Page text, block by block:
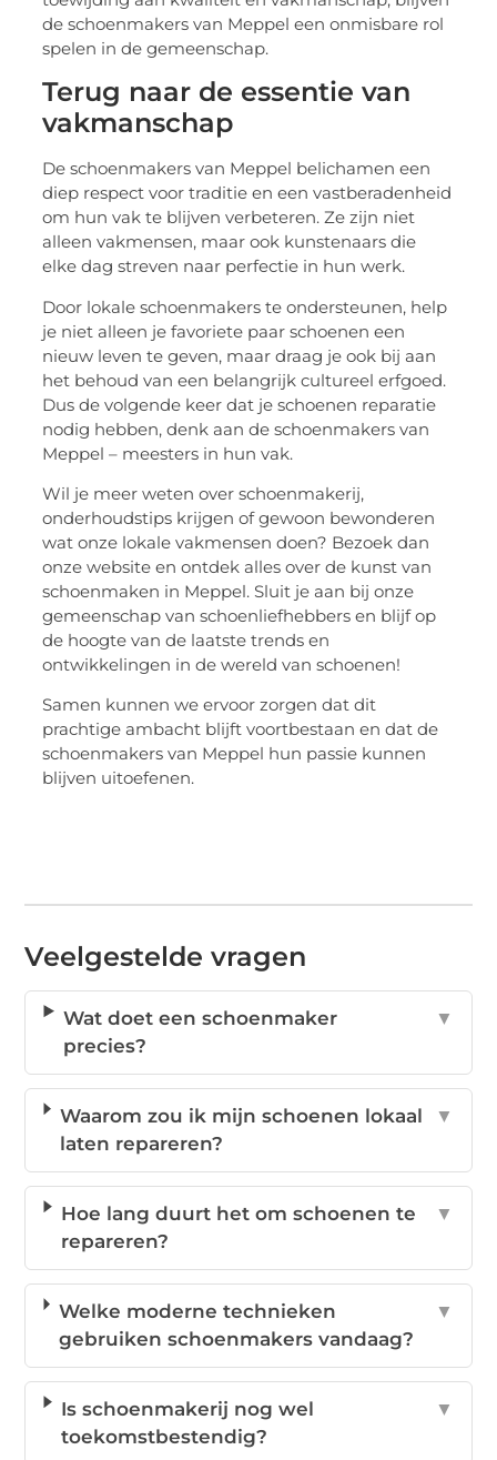
de schoenmakers van Meppel een onmisbare rol
spelen in de gemeenschap.
Terug naar de essentie van
vakmanschap
De schoenmakers van Meppel belichamen een
diep respect voor traditie en een vastberadenheid
om hun vak te blijven verbeteren. Ze zijn niet
alleen vakmensen, maar ook kunstenaars die
elke dag streven naar perfectie in hun werk.
Door lokale schoenmakers te ondersteunen, help
je niet alleen je favoriete paar schoenen een
nieuw leven te geven, maar draag je ook bij aan
het behoud van een belangrijk cultureel erfgoed.
Dus de volgende keer dat je schoenen reparatie
nodig hebben, denk aan de schoenmakers van
Meppel – meesters in hun vak.
Wil je meer weten over schoenmakerij,
onderhoudstips krijgen of gewoon bewonderen
wat onze lokale vakmensen doen? Bezoek dan
onze website en ontdek alles over de kunst van
schoenmaken in Meppel. Sluit je aan bij onze
gemeenschap van schoenliefhebbers en blijf op
de hoogte van de laatste trends en
ontwikkelingen in de wereld van schoenen!
Samen kunnen we ervoor zorgen dat dit
prachtige ambacht blijft voortbestaan en dat de
schoenmakers van Meppel hun passie kunnen
blijven uitoefenen.
Veelgestelde vragen
Wat doet een schoenmaker
precies?
▼
Waarom zou ik mijn schoenen lokaal
laten repareren?
▼
Hoe lang duurt het om schoenen te
repareren?
▼
Welke moderne technieken
gebruiken schoenmakers vandaag?
▼
Is schoenmakerij nog wel
toekomstbestendig?
▼